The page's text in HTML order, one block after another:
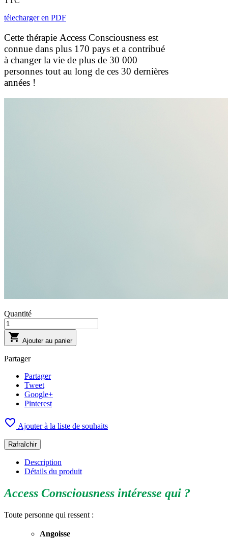
télecharger en PDF
Cette thérapie Access Consciousness est
connue dans plus 170 pays et a contribué
à changer la vie de plus de 30 000
personnes tout au long de ces 30 dernières
années !
Quantité
 Ajouter au panier
Partager
Partager
Tweet
Google+
Pinterest
 Ajouter à la liste de souhaits
Description
Détails du produit
Access Consciousness intéresse qui ?
Toute personne qui ressent :
Angoisse